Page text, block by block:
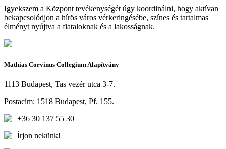
Igyekszem a Központ tevékenységét úgy koordinálni, hogy aktívan
bekapcsolódjon a hírös város vérkeringésébe, színes és tartalmas
élményt nyújtva a fiataloknak és a lakosságnak.
Mathias Corvinus Collegium Alapítvány
1113 Budapest, Tas vezér utca 3-7.
Postacím: 1518 Budapest, Pf. 155.
+36 30 137 55 30
Írjon nekünk!